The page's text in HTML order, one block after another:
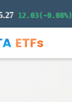
12.03(-0.08%)